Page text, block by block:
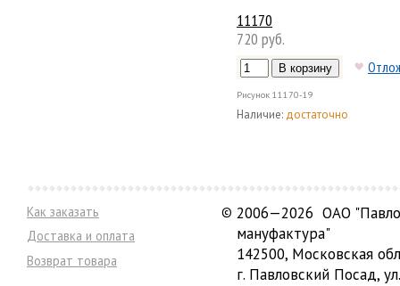
11170
720 руб.
Рисунок 11170-19
Наличие: достаточно
Как заказать
Доставка и оплата
Возврат товара
© 2006—2026 ОАО
мануфактура"
142500, Московская
г. Павловский Посад,